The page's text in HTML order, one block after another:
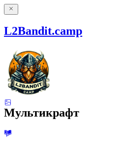
L2Bandit.camp
Мультикрафт